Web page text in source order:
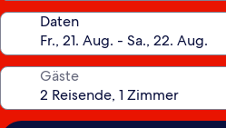
Daten
Gäste